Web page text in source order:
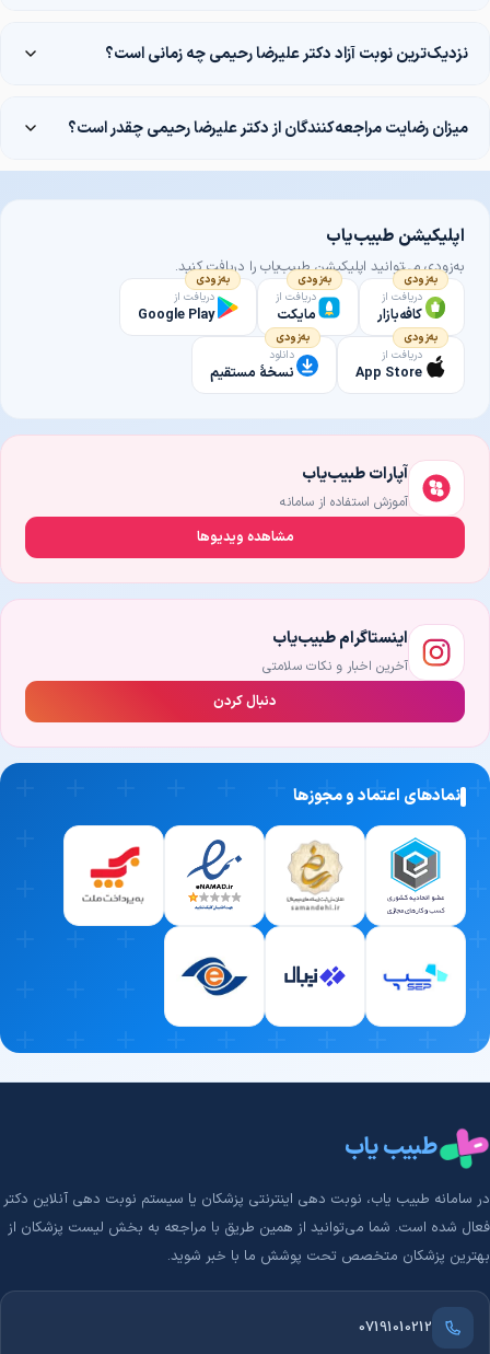
نزدیک‌ترین نوبت آزاد دکتر علیرضا رحیمی چه زمانی است؟
میزان رضایت مراجعه‌کنندگان از دکتر علیرضا رحیمی چقدر است؟
اپلیکیشن طبیب‌یاب
به‌زودی می‌توانید اپلیکیشن طبیب‌یاب را دریافت کنید.
به‌زودی
دریافت از
کافه‌بازار
به‌زودی
دریافت از
مایکت
به‌زودی
دریافت از
Google Play
به‌زودی
دریافت از
App Store
به‌زودی
دانلود
نسخهٔ مستقیم
آپارات طبیب‌یاب
آموزش استفاده از سامانه
مشاهده ویدیوها
اینستاگرام طبیب‌یاب
آخرین اخبار و نکات سلامتی
دنبال کردن
نمادهای اعتماد و مجوزها
طبیب یاب
در سامانه طبیب‌ یاب، نوبت دهی اینترنتی پزشکان یا سیستم نوبت دهی آنلاین دکتر
فعال شده است. شما می‌توانید از همین طریق با مراجعه به بخش لیست پزشکان از
بهترین پزشکان متخصص تحت پوشش ما با خبر شوید.
07191010212